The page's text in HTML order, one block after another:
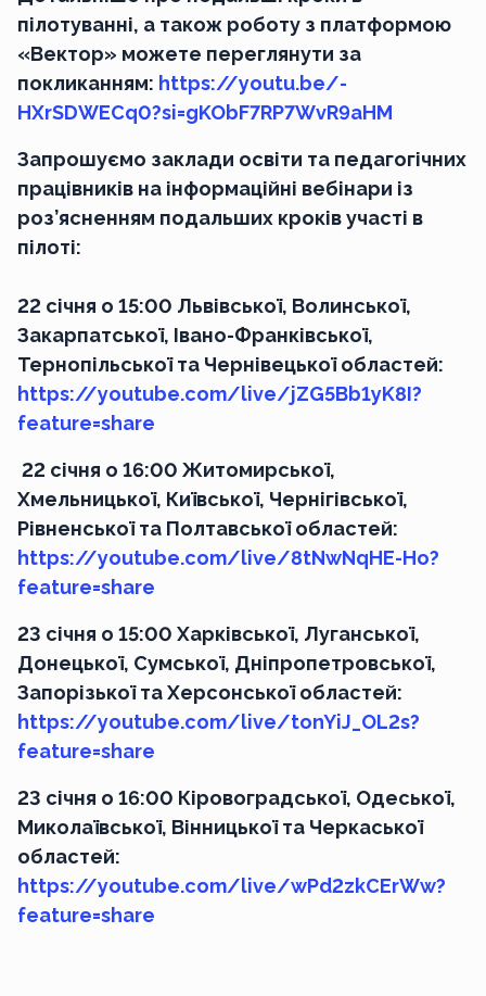
пілотуванні, а також роботу з платформою
«Вектор» можете переглянути за
покликанням: https://youtu.be/-
HXrSDWECq0?si=gKObF7RP7WvR9aHM
Запрошуємо заклади освіти та педагогічних
працівників на інформаційні вебінари із
роз’ясненням подальших кроків участі в
пілоті:
22 січня о 15:00 Львівської, Волинської,
Закарпатської, Івано-Франківської,
Тернопільської та Чернівецької областей:
https://youtube.com/live/jZG5Bb1yK8I?
feature=share
22 січня о 16:00 Житомирської,
Хмельницької, Київської, Чернігівської,
Рівненської та Полтавської областей:
https://youtube.com/live/8tNwNqHE-Ho?
feature=share
23 січня о 15:00 Харківської, Луганської,
Донецької, Сумської, Дніпропетровської,
Запорізької та Херсонської областей:
https://youtube.com/live/tonYiJ_OL2s?
feature=share
23 січня о 16:00 Кіровоградської, Одеської,
Миколаївської, Вінницької та Черкаської
областей:
https://youtube.com/live/wPd2zkCErWw?
feature=share